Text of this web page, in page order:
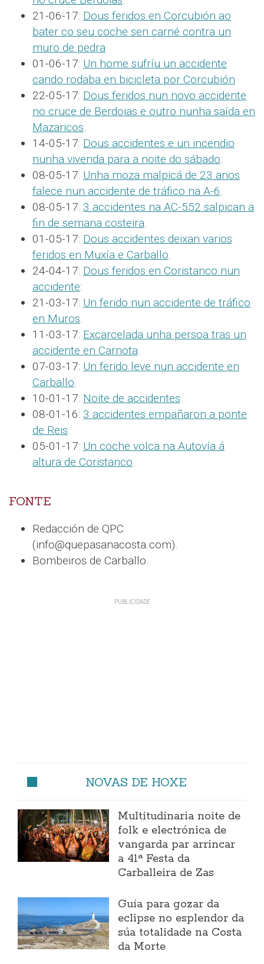
21-06-17: Dous feridos en Corcubión ao
bater co seu coche sen carné contra un
muro de pedra
01-06-17: Un home sufríu un accidente
cando rodaba en bicicleta por Corcubión
22-05-17: Dous feridos nun novo accidente
no cruce de Berdoias e outro nunha saída en
Mazaricos
14-05-17: Dous accidentes e un incendio
nunha vivenda para a noite do sábado:
08-05-17: Unha moza malpicá de 23 anos
falece nun accidente de tráfico na A-6
08-05-17: 3 accidentes na AC-552 salpican a
fin de semana costeira
01-05-17: Dous accidentes deixan varios
feridos en Muxía e Carballo
24-04-17: Dous feridos en Coristanco nun
accidente:
21-03-17: Un ferido nun accidente de tráfico
en Muros
11-03-17: Excarcelada unha persoa tras un
accidente en Carnota
07-03-17: Un ferido leve nun accidente en
Carballo
10-01-17: Noite de accidentes
08-01-16: 3 accidentes empañaron a ponte
de Reis
05-01-17: Un coche volca na Autovía á
altura de Coristanco
FONTE
Redacción de QPC
(info@quepasanacosta.com).
Bombeiros de Carballo.
NOVAS DE HOXE
Multitudinaria noite de
folk e electrónica de
vangarda par arrincar
a 41ª Festa da
Carballeira de Zas
Guía para gozar da
eclipse no esplendor da
súa totalidade na Costa
da Morte